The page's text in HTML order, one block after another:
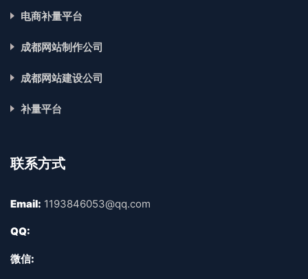
电商补量平台
成都网站制作公司
成都网站建设公司
补量平台
联系方式
Email: 1193846053@qq.com
QQ:
微信: